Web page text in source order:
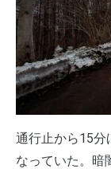
通行止から15分
なっていた。暗